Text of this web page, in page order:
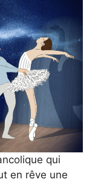
qui
en rêve une